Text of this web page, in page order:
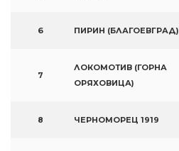
6 ПИРИН (БЛАГОЕВГРАД)
7
ЛОКОМОТИВ (ГОРНА
ОРЯХОВИЦА)
8 ЧЕРНОМОРЕЦ 1919